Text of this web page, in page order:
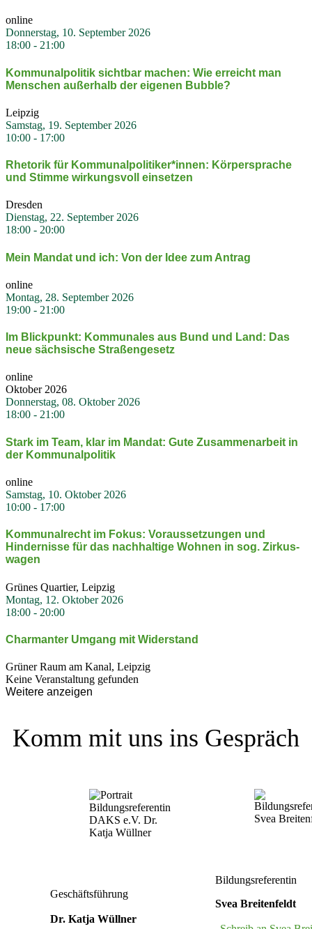
online
Donnerstag, 10. September 2026
18:00 - 21:00
Kommu­nal­po­litik sichtbar machen: Wie erreicht man
Menschen außerhalb der eigenen Bubble?
Leipzig
Samstag, 19. September 2026
10:00 - 17:00
Rhetorik für Kommunalpolitiker*innen: Körper­sprache
und Stimme wirkungsvoll einsetzen
Dresden
Dienstag, 22. September 2026
18:00 - 20:00
Mein Mandat und ich: Von der Idee zum Antrag
online
Montag, 28. September 2026
19:00 - 21:00
Im Blick­punkt: Kommu­nales aus Bund und Land: Das
neue sächsische Straßen­gesetz
online
Oktober 2026
Donnerstag, 08. Oktober 2026
18:00 - 21:00
Stark im Team, klar im Mandat: Gute Zusam­men­arbeit in
der Kommu­nal­po­litik
online
Samstag, 10. Oktober 2026
10:00 - 17:00
Kommu­nal­recht im Fokus: Voraus­set­zungen und
Hinder­nisse für das nachhaltige Wohnen in sog. Zirkus­
wagen
Grünes Quartier, Leipzig
Montag, 12. Oktober 2026
18:00 - 20:00
Charmanter Umgang mit Wider­stand
Grüner Raum am Kanal, Leipzig
Keine Veranstaltung gefunden
Weitere anzeigen
Komm mit uns ins Gespräch
Geschäftsführung
Dr. Katja Wüllner
Bildungsreferentin
Svea Breitenfeldt